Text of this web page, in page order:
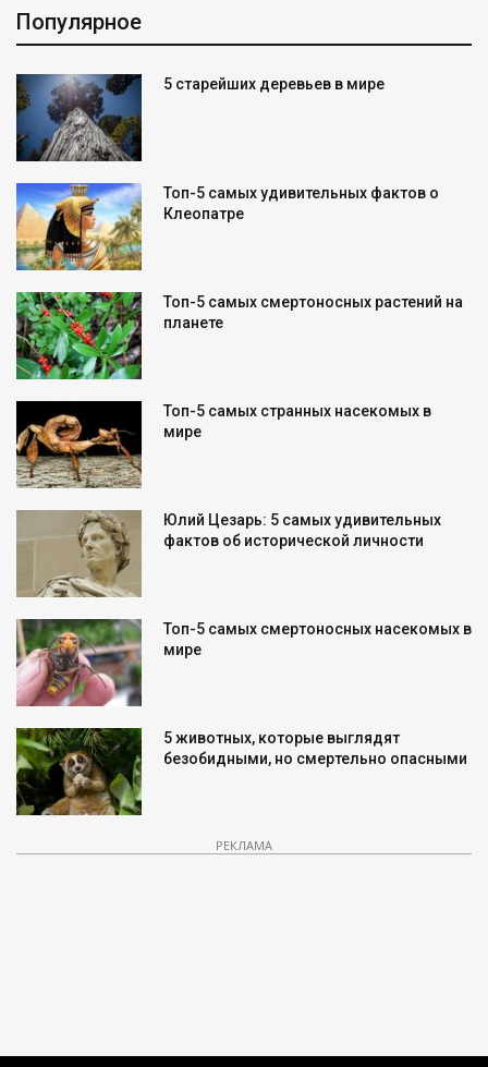
Популярное
5 старейших деревьев в мире
Топ-5 самых удивительных фактов о
Клеопатре
Топ-5 самых смертоносных растений на
планете
Топ-5 самых странных насекомых в
мире
Юлий Цезарь: 5 самых удивительных
фактов об исторической личности
Топ-5 самых смертоносных насекомых в
мире
5 животных, которые выглядят
безобидными, но смертельно опасными
РЕКЛАМА